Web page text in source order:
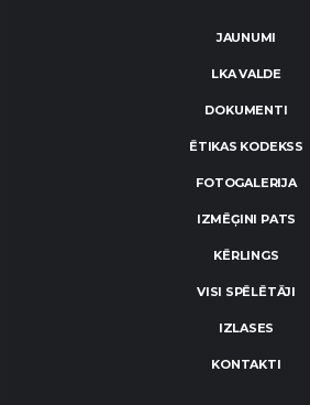
JAUNUMI
LKA VALDE
DOKUMENTI
ĒTIKAS KODEKSS
FOTOGALERIJA
IZMĒĢINI PATS
KĒRLINGS
VISI SPĒLĒTĀJI
IZLASES
KONTAKTI